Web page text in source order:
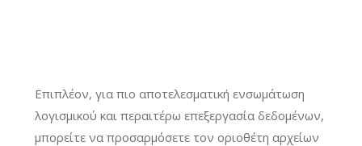
Επιπλέον, για πιο αποτελεσματική ενσωμάτωση
λογισμικού και περαιτέρω επεξεργασία δεδομένων,
μπορείτε να προσαρμόσετε τον οριοθέτη αρχείων